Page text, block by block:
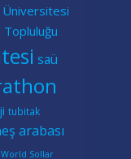
Üniversitesi
saü
tubitak
arabası
World Sollar